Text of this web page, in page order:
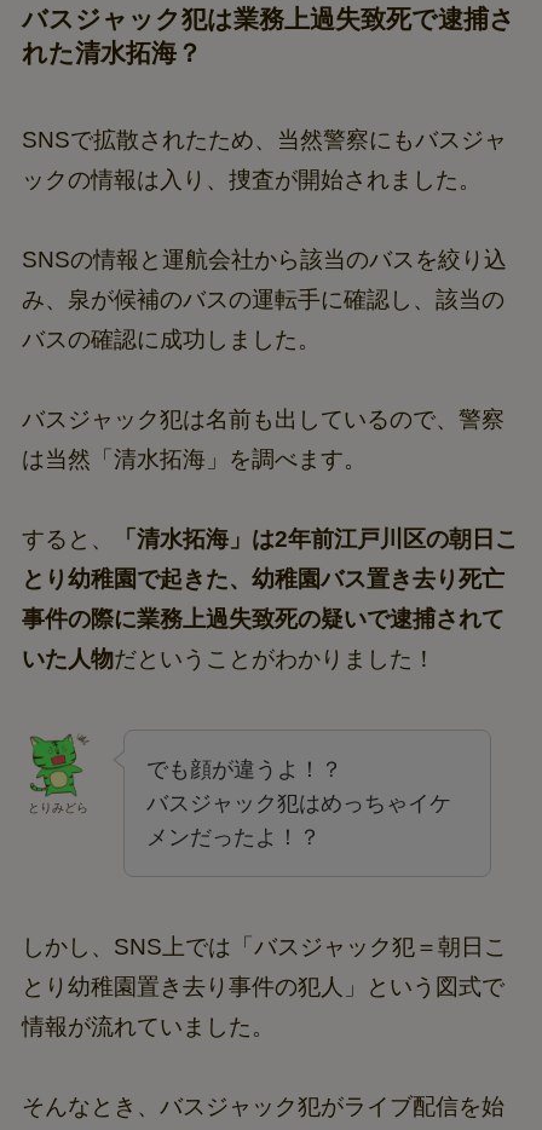
バスジャック犯は業務上過失致死で逮捕さ
れた清水拓海？
SNSで拡散されたため、当然警察にもバスジャ
ックの情報は入り、捜査が開始されました。
SNSの情報と運航会社から該当のバスを絞り込
み、泉が候補のバスの運転手に確認し、該当の
バスの確認に成功しました。
バスジャック犯は名前も出しているので、警察
は当然「清水拓海」を調べます。
すると、
「清水拓海」は2年前江戸川区の朝日こ
とり幼稚園で起きた、幼稚園バス置き去り死亡
事件の際に業務上過失致死の疑いで逮捕されて
いた人物だということがわかりました！
とりみどら
でも顔が違うよ！？
バスジャック犯はめっちゃイケ
メンだったよ！？
しかし、SNS上では「バスジャック犯＝朝日こ
とり幼稚園置き去り事件の犯人」という図式で
情報が流れていました。
そんなとき、バスジャック犯がライブ配信を始